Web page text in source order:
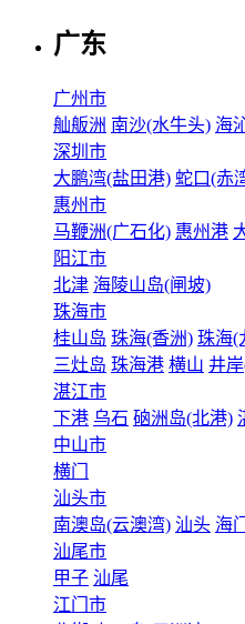
广东
广州市
舢舨洲 南沙(水牛头) 海
深圳市
大鹏湾(盐田港) 蛇口(赤
惠州市
马鞭洲(广石化) 惠州港
阳江市
北津 海陵山岛(闸坡)
珠海市
桂山岛 珠海(香洲) 珠海(
三灶岛 珠海港 横山 井
湛江市
下港 乌石 硇洲岛(北港)
中山市
横门
汕头市
南澳岛(云澳湾) 汕头 海
汕尾市
甲子 汕尾
江门市